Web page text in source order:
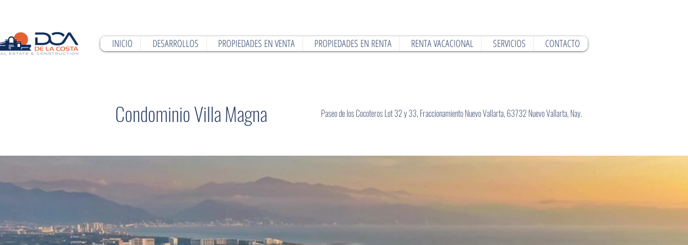
INICIO DESARROLLOS PROPIEDADES EN VENTA PROPIEDADES EN RENTA RENTA VACACIONAL SERVICIOS CONTACTO
Condominio Villa Magna Paseo de los Cocoteros Lot 32 y 33, Fraccionamiento Nuevo Vallarta, 63732 Nuevo Vallarta, Nay.